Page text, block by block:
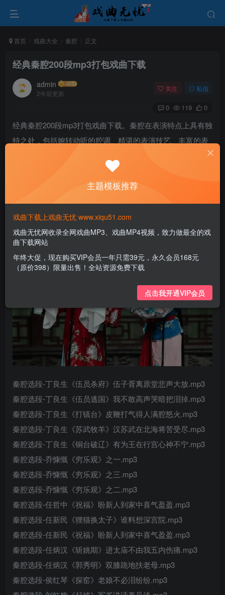
首页 戏曲大全 秦腔 正文
经典秦腔200段mp3打包戏曲下载
admin
2年前更新
关注 私信
0 119 0
经典秦腔200段mp3打包戏曲下载。秦腔在表演特点上具有独
特之处，包括婉转动听的腔调、精湛的表演技艺、丰富的表
演形式等。演员们经过长期的训练和积累，能够将角色的情
感和形象生动地展现出来，给观众带来极大的艺术享受。此
外，秦腔还注重动作的协调和音乐的配合，通过细腻的表演
秦腔选段-丁良生《伍员杀府》伍子胥离原堂悲声大放.mp3
秦腔选段-丁良生《伍员逃国》我不敢高声哭暗把泪掉.mp3
秦腔选段-丁良生《打镇台》皮鞭打气得人满腔怒火.mp3
秦腔选段-丁良生《苏武牧羊》汉苏武在北海将苦受尽.mp3
秦腔选段-丁良生《铜台破辽》有为王在行宫心神不宁.mp3
秦腔选段-乔慷慨《穷乐观》之一.mp3
秦腔选段-乔慷慨《穷乐观》之三.mp3
秦腔选段-乔慷慨《穷乐观》之二.mp3
秦腔选段-任哲中《祝福》盼新人到家中喜气盈盈.mp3
秦腔选段-任新民《狸猫换太子》谁料想深宫院.mp3
秦腔选段-任新民《祝福》盼新人到家中喜气盈盈.mp3
秦腔选段-任炳汉《斩姚期》进太庙不由我五内伤痛.mp3
秦腔选段-任炳汉《郭秀明》双膝跪地扶老母.mp3
秦腔选段-侯红琴《探窑》老娘不必泪纷纷.mp3
主题模板推荐
戏曲下载上戏曲无忧 www.xiqu51.com
戏曲无忧网收录全网戏曲MP3、戏曲MP4视频，致力做最全的戏
曲下载网站
年终大促，现在购买VIP会员一年只需39元，永久会员168元
（原价398）限量出售！全站资源免费下载
点击我开通VIP会员